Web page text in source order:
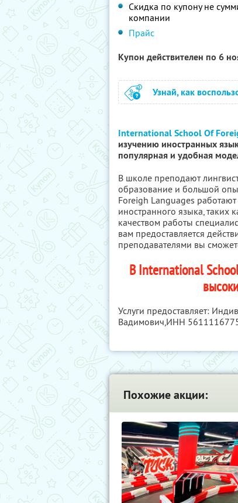
Скидка по купону не
компании
Прайс
Купон действителен по 6
Узнай, как
International School Of
изучению иностранных
популярная и удобная
В школе преподают
образование и большой
Foreigh Languages
иностранного языка, таких
качеством работы
вам предоставляется
преподавателями вы
В International
Услуги предоставляет:
Вадимович,ИНН
Похожие акции: